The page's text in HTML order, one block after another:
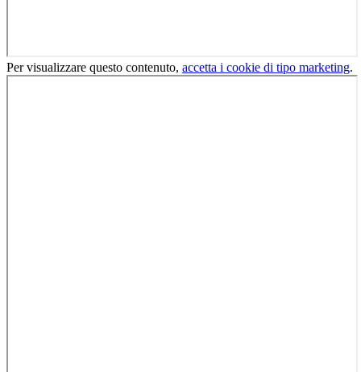
Per visualizzare questo contenuto, accetta i cookie di tipo marketing.